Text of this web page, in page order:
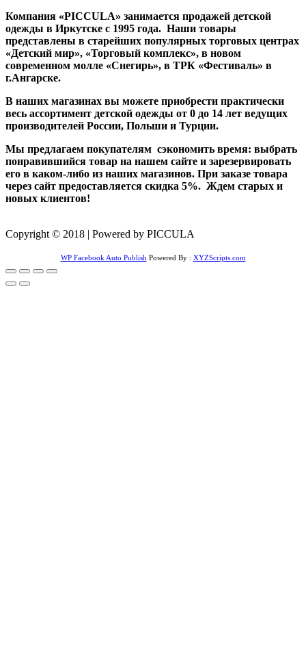
Компания «PICCULA» занимается продажей детской
одежды в Иркутске с 1995 года. Наши товары
представлены в старейших популярных торговых центрах
«Детский мир», «Торговый комплекс», в новом
современном молле «Снегирь», в ТРК «Фестиваль» в
г.Ангарске.
В наших магазинах вы можете приобрести практически
весь ассортимент детской одежды от 0 до 14 лет ведущих
производителей России, Польши и Турции.
Мы предлагаем покупателям сэкономить время: выбрать
понравившийся товар на нашем сайте и зарезервировать
его в каком-либо из наших магазинов. При заказе товара
через сайт предоставляется скидка 5%. Ждем старых и
новых клиентов!
Copyright © 2018 | Powered by PICCULA
WP Facebook Auto Publish Powered By : XYZScripts.com